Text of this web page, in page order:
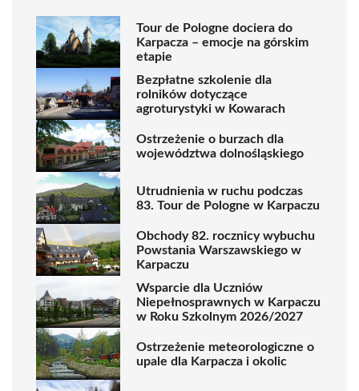
Tour de Pologne dociera do
Karpacza – emocje na górskim
etapie
Bezpłatne szkolenie dla
rolników dotyczące
agroturystyki w Kowarach
Ostrzeżenie o burzach dla
województwa dolnośląskiego
Utrudnienia w ruchu podczas
83. Tour de Pologne w Karpaczu
Obchody 82. rocznicy wybuchu
Powstania Warszawskiego w
Karpaczu
Wsparcie dla Uczniów
Niepełnosprawnych w Karpaczu
w Roku Szkolnym 2026/2027
Ostrzeżenie meteorologiczne o
upale dla Karpacza i okolic